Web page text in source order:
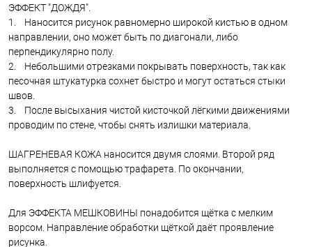
ЭФФЕКТ "ДОЖДЯ".
1. Наносится рисунок равномерно широкой кистью в одном
направлении, оно может быть по диагонали, либо
перпендикулярно полу.
2. Небольшими отрезками покрывать поверхность, так как
песочная штукатурка сохнет быстро и могут остаться стыки
швов.
3. После высыхания чистой кисточкой лёгкими движениями
проводим по стене, чтобы снять излишки материала.
ШАГРЕНЕВАЯ КОЖА наносится двумя слоями. Второй ряд
выполняется с помощью трафарета. По окончании,
поверхность шлифуется.
Для ЭФФЕКТА МЕШКОВИНЫ понадобится щётка с мелким
ворсом. Направление обработки щёткой даёт проявление
рисунка.